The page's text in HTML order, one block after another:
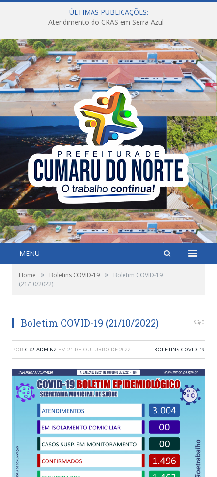
ÚLTIMAS PUBLICAÇÕES:
Atendimento do CRAS em Serra Azul
MENU
Home » Boletins COVID-19 »
Boletim COVID-19
(21/10/2022)
Boletim COVID-19 (21/10/2022) 0
POR CR2-ADMIN2 EM 21 DE OUTUBRO DE 2022 BOLETINS COVID-19